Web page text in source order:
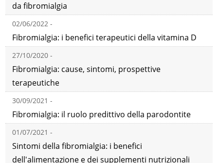
da fibromialgia
02/06/2022 -
Fibromialgia: i benefici terapeutici della vitamina D
27/10/2020 -
Fibromialgia: cause, sintomi, prospettive
terapeutiche
30/09/2021 -
Fibromialgia: il ruolo predittivo della parodontite
01/07/2021 -
Sintomi della fibromialgia: i benefici
dell'alimentazione e dei supplementi nutrizionali